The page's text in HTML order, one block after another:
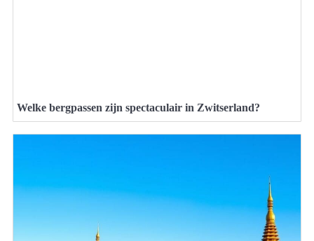
Welke bergpassen zijn spectaculair in Zwitserland?